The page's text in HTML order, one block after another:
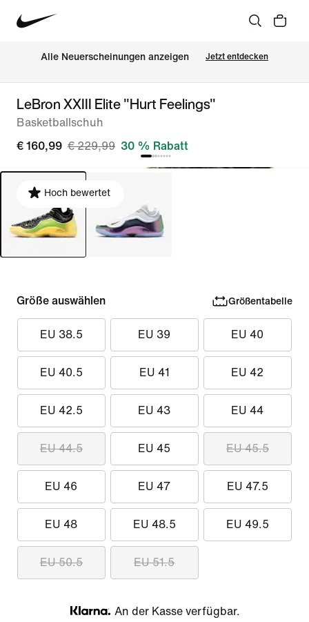
Alle Neuerscheinungen anzeigen Jetzt entdecken
LeBron XXIII Elite "Hurt Feelings"
Basketballschuh
€ 160,99 € 229,99 30 % Rabatt
Hoch bewertet
Größe auswählen Größentabelle
EU 38.5 EU 39 EU 40
EU 40.5 EU 41 EU 42
EU 42.5 EU 43 EU 44
EU 44.5 EU 45 EU 45.5
EU 46 EU 47 EU 47.5
EU 48 EU 48.5 EU 49.5
EU 50.5 EU 51.5
Klarna
An der Kasse verfügbar.